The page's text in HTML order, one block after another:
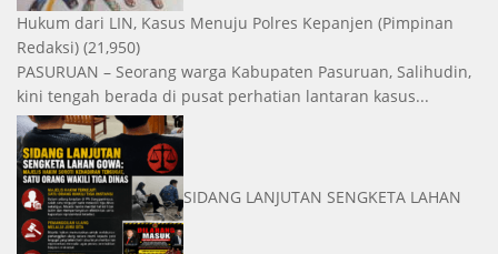
Hukum dari LIN, Kasus Menuju Polres Kepanjen (Pimpinan
Redaksi) (21,950)
PASURUAN – Seorang warga Kabupaten Pasuruan, Salihudin,
kini tengah berada di pusat perhatian lantaran kasus...
SIDANG LANJUTAN SENGKETA LAHAN